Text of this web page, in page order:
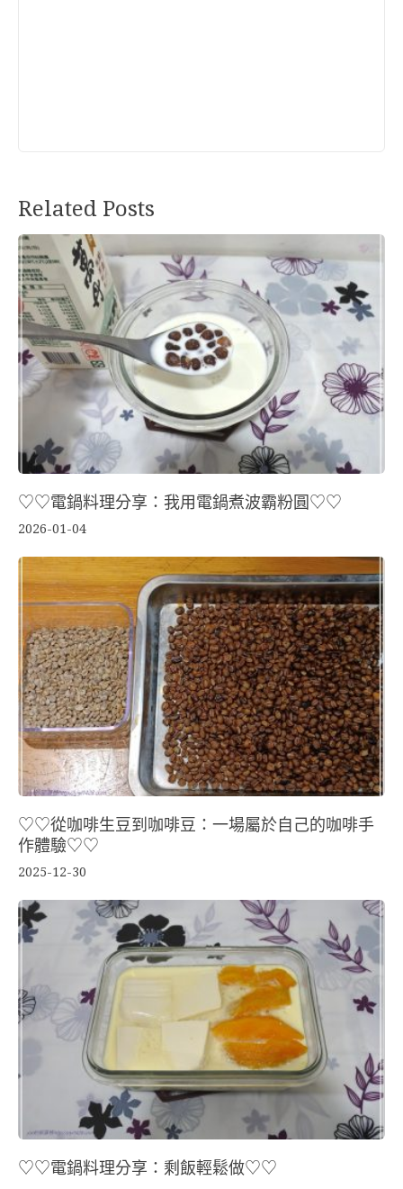
Related Posts
♡♡電鍋料理分享：我用電鍋煮波霸粉圓♡♡
2026-01-04
♡♡從咖啡生豆到咖啡豆：一場屬於自己的咖啡手
作體驗♡♡
2025-12-30
♡♡電鍋料理分享：剩飯輕鬆做♡♡